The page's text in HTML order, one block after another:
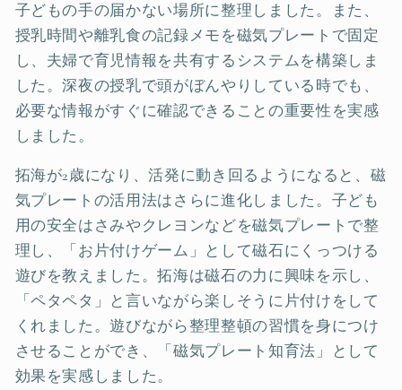
子どもの手の届かない場所に整理しました。また、
授乳時間や離乳食の記録メモを磁気プレートで固定
し、夫婦で育児情報を共有するシステムを構築しま
した。深夜の授乳で頭がぼんやりしている時でも、
必要な情報がすぐに確認できることの重要性を実感
しました。
拓海が2歳になり、活発に動き回るようになると、磁
気プレートの活用法はさらに進化しました。子ども
用の安全はさみやクレヨンなどを磁気プレートで整
理し、「お片付けゲーム」として磁石にくっつける
遊びを教えました。拓海は磁石の力に興味を示し、
「ペタペタ」と言いながら楽しそうに片付けをして
くれました。遊びながら整理整頓の習慣を身につけ
させることができ、「磁気プレート知育法」として
効果を実感しました。